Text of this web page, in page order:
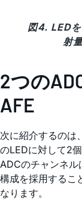
図4. LED
射
2つの
AFE
次に紹介するのは
のLEDに対して2
ADCのチャンネル
構成を採用するこ
なります。